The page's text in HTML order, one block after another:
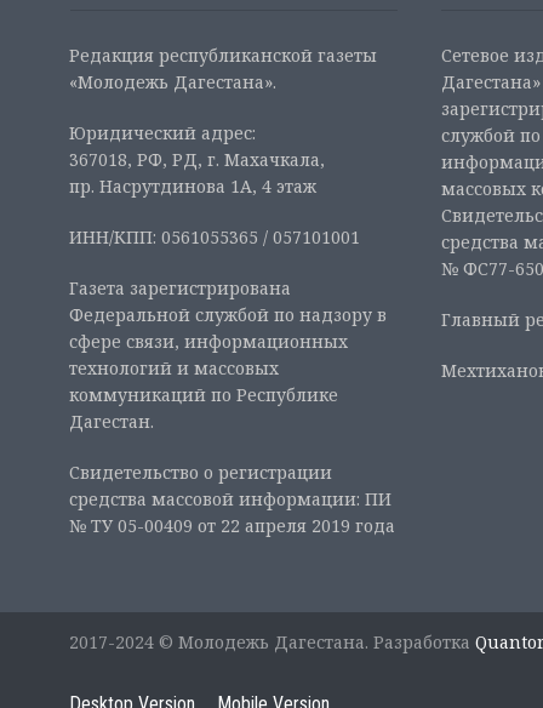
Редакция республиканской газеты
«Молодежь Дагестана».
Юридический адрес:
367018, РФ, РД, г. Махачкала,
пр. Насрутдинова 1А, 4 этаж
ИНН/КПП: 0561055365 / 057101001
Газета зарегистрирована
Федеральной службой по надзору в
сфере связи, информационных
технологий и массовых
коммуникаций по Республике
Дагестан.
Свидетельство о регистрации
средства массовой информации: ПИ
№ ТУ 05-00409 от 22 апреля 2019 года
Сетевое
службой
массовых
средства
№ ФС77-
Главный
2017-2024 © Молодежь Дагестана. Разработка